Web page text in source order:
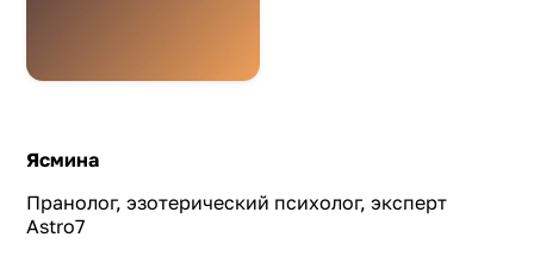
Ясмина
Пранолог, эзотерический психолог, эксперт
Astro7